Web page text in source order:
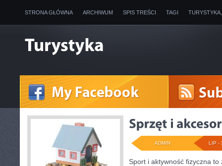
STRONA GŁÓWNA ARCHIWUM SPIS TREŚCI TAGI
LIP -
ADMIN
Sport i aktywność fizyczna